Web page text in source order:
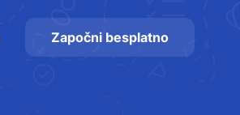
Započni besplatno